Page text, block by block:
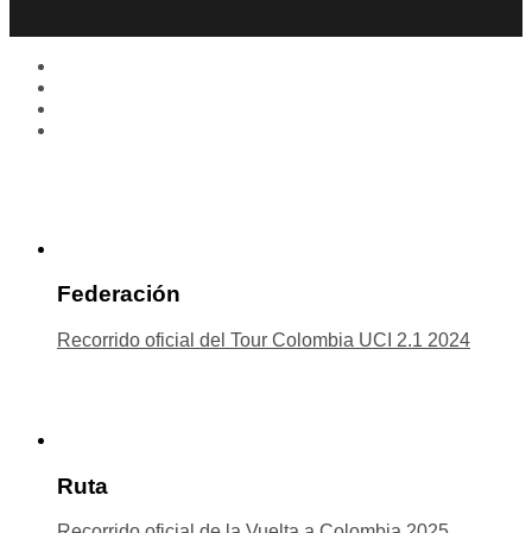
Federación
Recorrido oficial del Tour Colombia UCI 2.1 2024
Ruta